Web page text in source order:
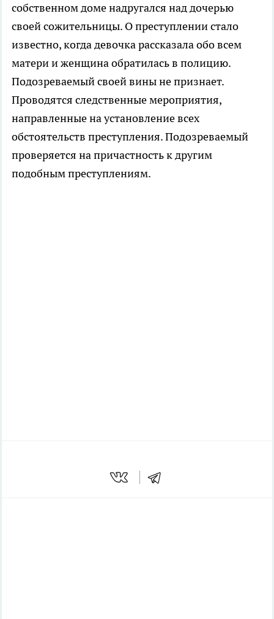
собственном доме надругался над дочерью
своей сожительницы. О преступлении стало
известно, когда девочка рассказала обо всем
матери и женщина обратилась в полицию.
Подозреваемый своей вины не признает.
Проводятся следственные мероприятия,
направленные на установление всех
обстоятельств преступления. Подозреваемый
проверяется на причастность к другим
подобным преступлениям.